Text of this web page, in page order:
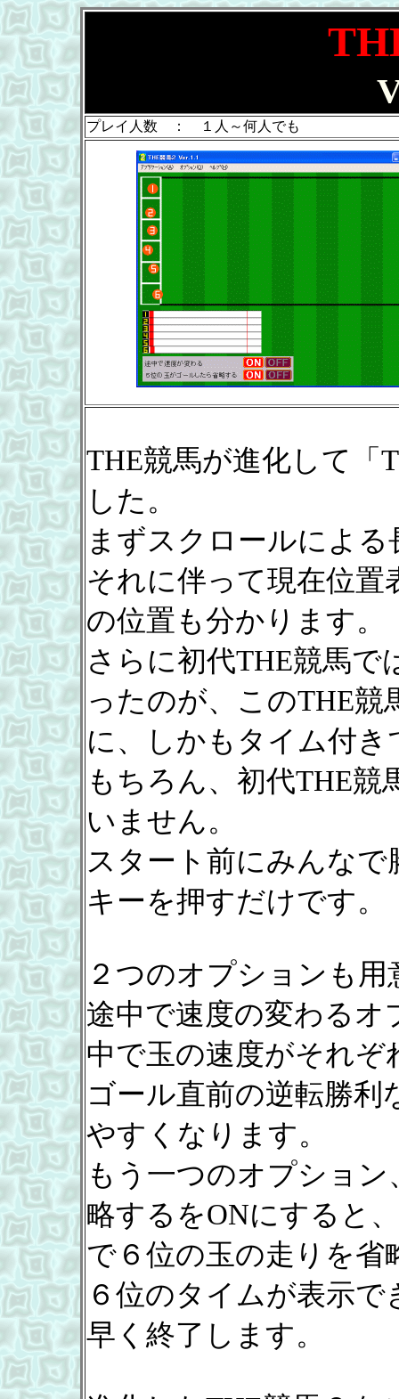
プレイ人数 ： １人～何人でも
THE競馬が進化して「
した。
まずスクロールによ
それに伴って現在位置
の位置も分かります。
さらに初代THE競馬で
ったのが、このTHE競
に、しかもタイム付
もちろん、初代THE
いません。
スタート前にみんなで
キーを押すだけです。
２つのオプションも
途中で速度の変わるオ
中で玉の速度がそれ
ゴール直前の逆転勝
やすくなります。
もう一つのオプショ
略するをONにすると
で６位の玉の走りを省
６位のタイムが表示
早く終了します。